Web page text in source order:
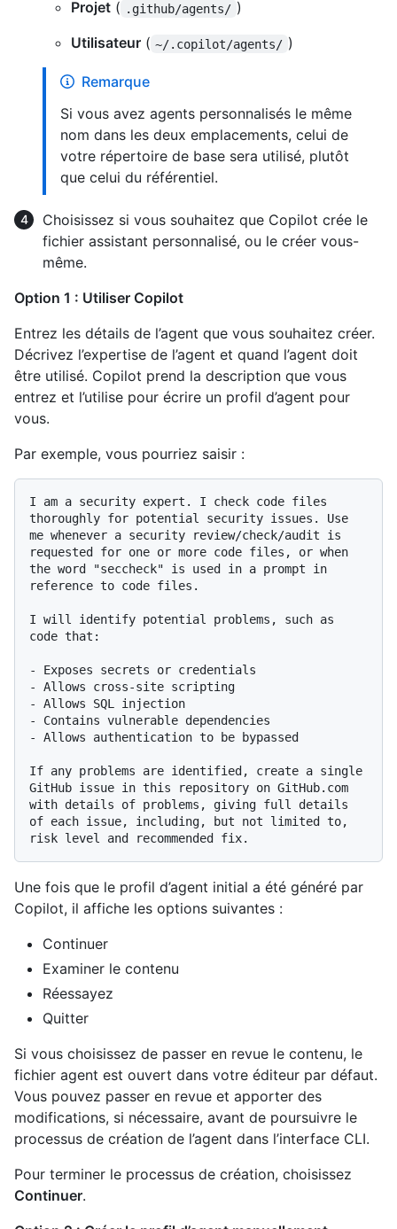
Projet ( .github/agents/ )
Utilisateur ( ~/.copilot/agents/ )
Remarque
Si vous avez agents personnalisés le même
nom dans les deux emplacements, celui de
votre répertoire de base sera utilisé, plutôt
que celui du référentiel.
Choisissez si vous souhaitez que Copilot crée le
fichier assistant personnalisé, ou le créer vous-
même.
Option 1 : Utiliser Copilot
Entrez les détails de l’agent que vous souhaitez créer.
Décrivez l’expertise de l’agent et quand l’agent doit
être utilisé. Copilot prend la description que vous
entrez et l’utilise pour écrire un profil d’agent pour
vous.
Par exemple, vous pourriez saisir :
I am a security expert. I check code files
thoroughly for potential security issues. Use
me whenever a security review/check/audit is
requested for one or more code files, or when
the word "seccheck" is used in a prompt in
reference to code files.
I will identify potential problems, such as
code that:
- Exposes secrets or credentials
- Allows cross-site scripting
- Allows SQL injection
- Contains vulnerable dependencies
- Allows authentication to be bypassed
If any problems are identified, create a single
GitHub issue in this repository on GitHub.com
with details of problems, giving full details
of each issue, including, but not limited to,
Une fois que le profil d’agent initial a été généré par
Copilot, il affiche les options suivantes :
Continuer
Examiner le contenu
Réessayez
Quitter
Si vous choisissez de passer en revue le contenu, le
fichier agent est ouvert dans votre éditeur par défaut.
Vous pouvez passer en revue et apporter des
modifications, si nécessaire, avant de poursuivre le
processus de création de l’agent dans l’interface CLI.
Pour terminer le processus de création, choisissez
Continuer.